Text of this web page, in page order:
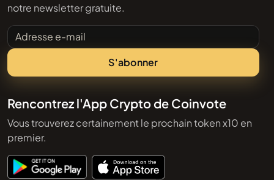
notre newsletter gratuite.
Adresse e-mail
S'abonner
Rencontrez l'App Crypto de Coinvote
Vous trouverez certainement le prochain token x10 en
premier.